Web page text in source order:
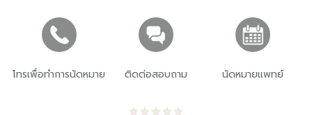
โทรเพื่อทำการนัดหมาย ติดต่อสอบถาม นัดหมายแพทย์